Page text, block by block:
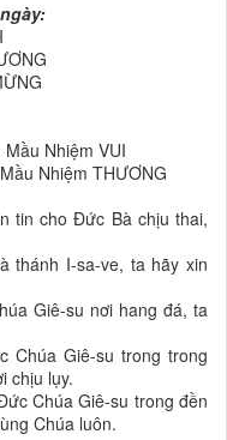
Nhiệm VUI
Nhiệm THƯƠNG
tin cho Đức Bà chịu thai,
thánh I-sa-ve, ta hãy xin
Giê-su nơi hang đá, ta
Chúa Giê-su trong trong
chịu lụy.
Chúa Giê-su trong đền
Chúa luôn.